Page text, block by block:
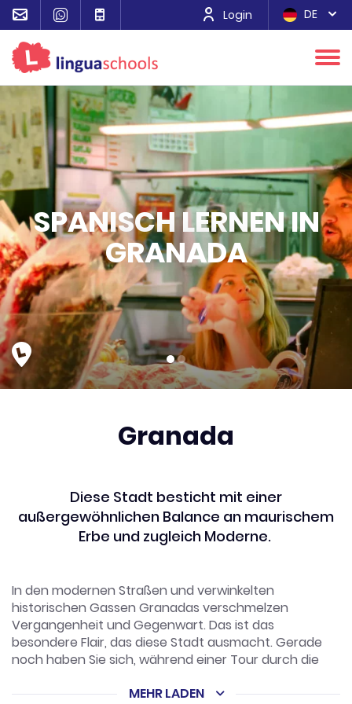
Login DE
SPANISCH LERNEN IN
GRANADA
Granada
Diese Stadt besticht mit einer
außergewöhnlichen Balance an maurischem
Erbe und zugleich Moderne.
In den modernen Straßen und verwinkelten
historischen Gassen Granadas verschmelzen
Vergangenheit und Gegenwart. Das ist das
besondere Flair, das diese Stadt ausmacht. Gerade
noch haben Sie sich, während einer Tour durch die
in ein anderes Jahrhundert zurückversetzt gefühlt
MEHR LADEN